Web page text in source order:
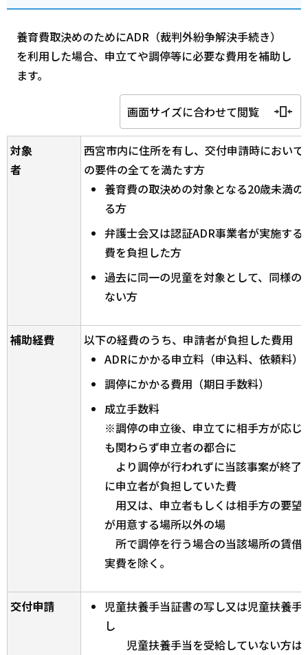
養育費取決めのためにADR（裁判外紛争解決手続き）
を利用した場合、申立てや調停等に必要な費用を補助し
ます。
画面サイズに合わせて閲覧
対象
者
西宮市内に住所を有し、交付申請時におい
の要件の全てを満たす方
養育費の取決めの対象となる20歳未満
る方
弁護士会又は認証ADR事業者が実施す
費を負担した方
過去に同一の児童を対象として、同様の
ない方
補助経費
以下の経費のうち、申請者が負担した費用
ADRにかかる申立料（申込料、依頼料）
調停にかかる費用（期日手数料）
成立手数料
※調停の申立後、申立てに相手方が応じ
も関わらず申立者の都合に
より調停が行われずに当該事案が終了
に申立者が負担していた費
用又は、申立者もしくは相手方の要望
が用意する場所以外の場
所で調停を行う場合の当該場所の賃借
実費を除く。
交付申請
児童扶養手当証書の写し又は児童扶養
し
児童扶養手当を受給していない方は